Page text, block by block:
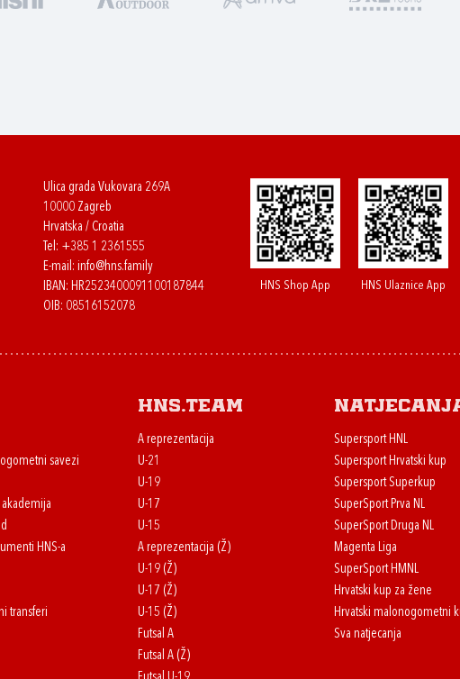
Ulica grada Vukovara 269A
10000 Zagreb
Hrvatska / Croatia
Tel: +385 1 2361555
E-mail: info@hns.family
IBAN: HR2523400091100187844
OIB: 08516152078
HNS Shop App HNS Ulaznice App
savezi
HNS-a
transferi
HNS.team
A reprezentacija
U-21
U-19
U-17
U-15
A reprezentacija (Ž)
U-19 (Ž)
U-17 (Ž)
U-15 (Ž)
Futsal A
Futsal A (Ž)
Supersport HNL
Supersport Hrvatski kup
Supersport Superkup
SuperSport Prva NL
SuperSport Druga NL
Magenta Liga
SuperSport HMNL
Hrvatski kup za žene
Hrvatski malonogometni
Sva natjecanja